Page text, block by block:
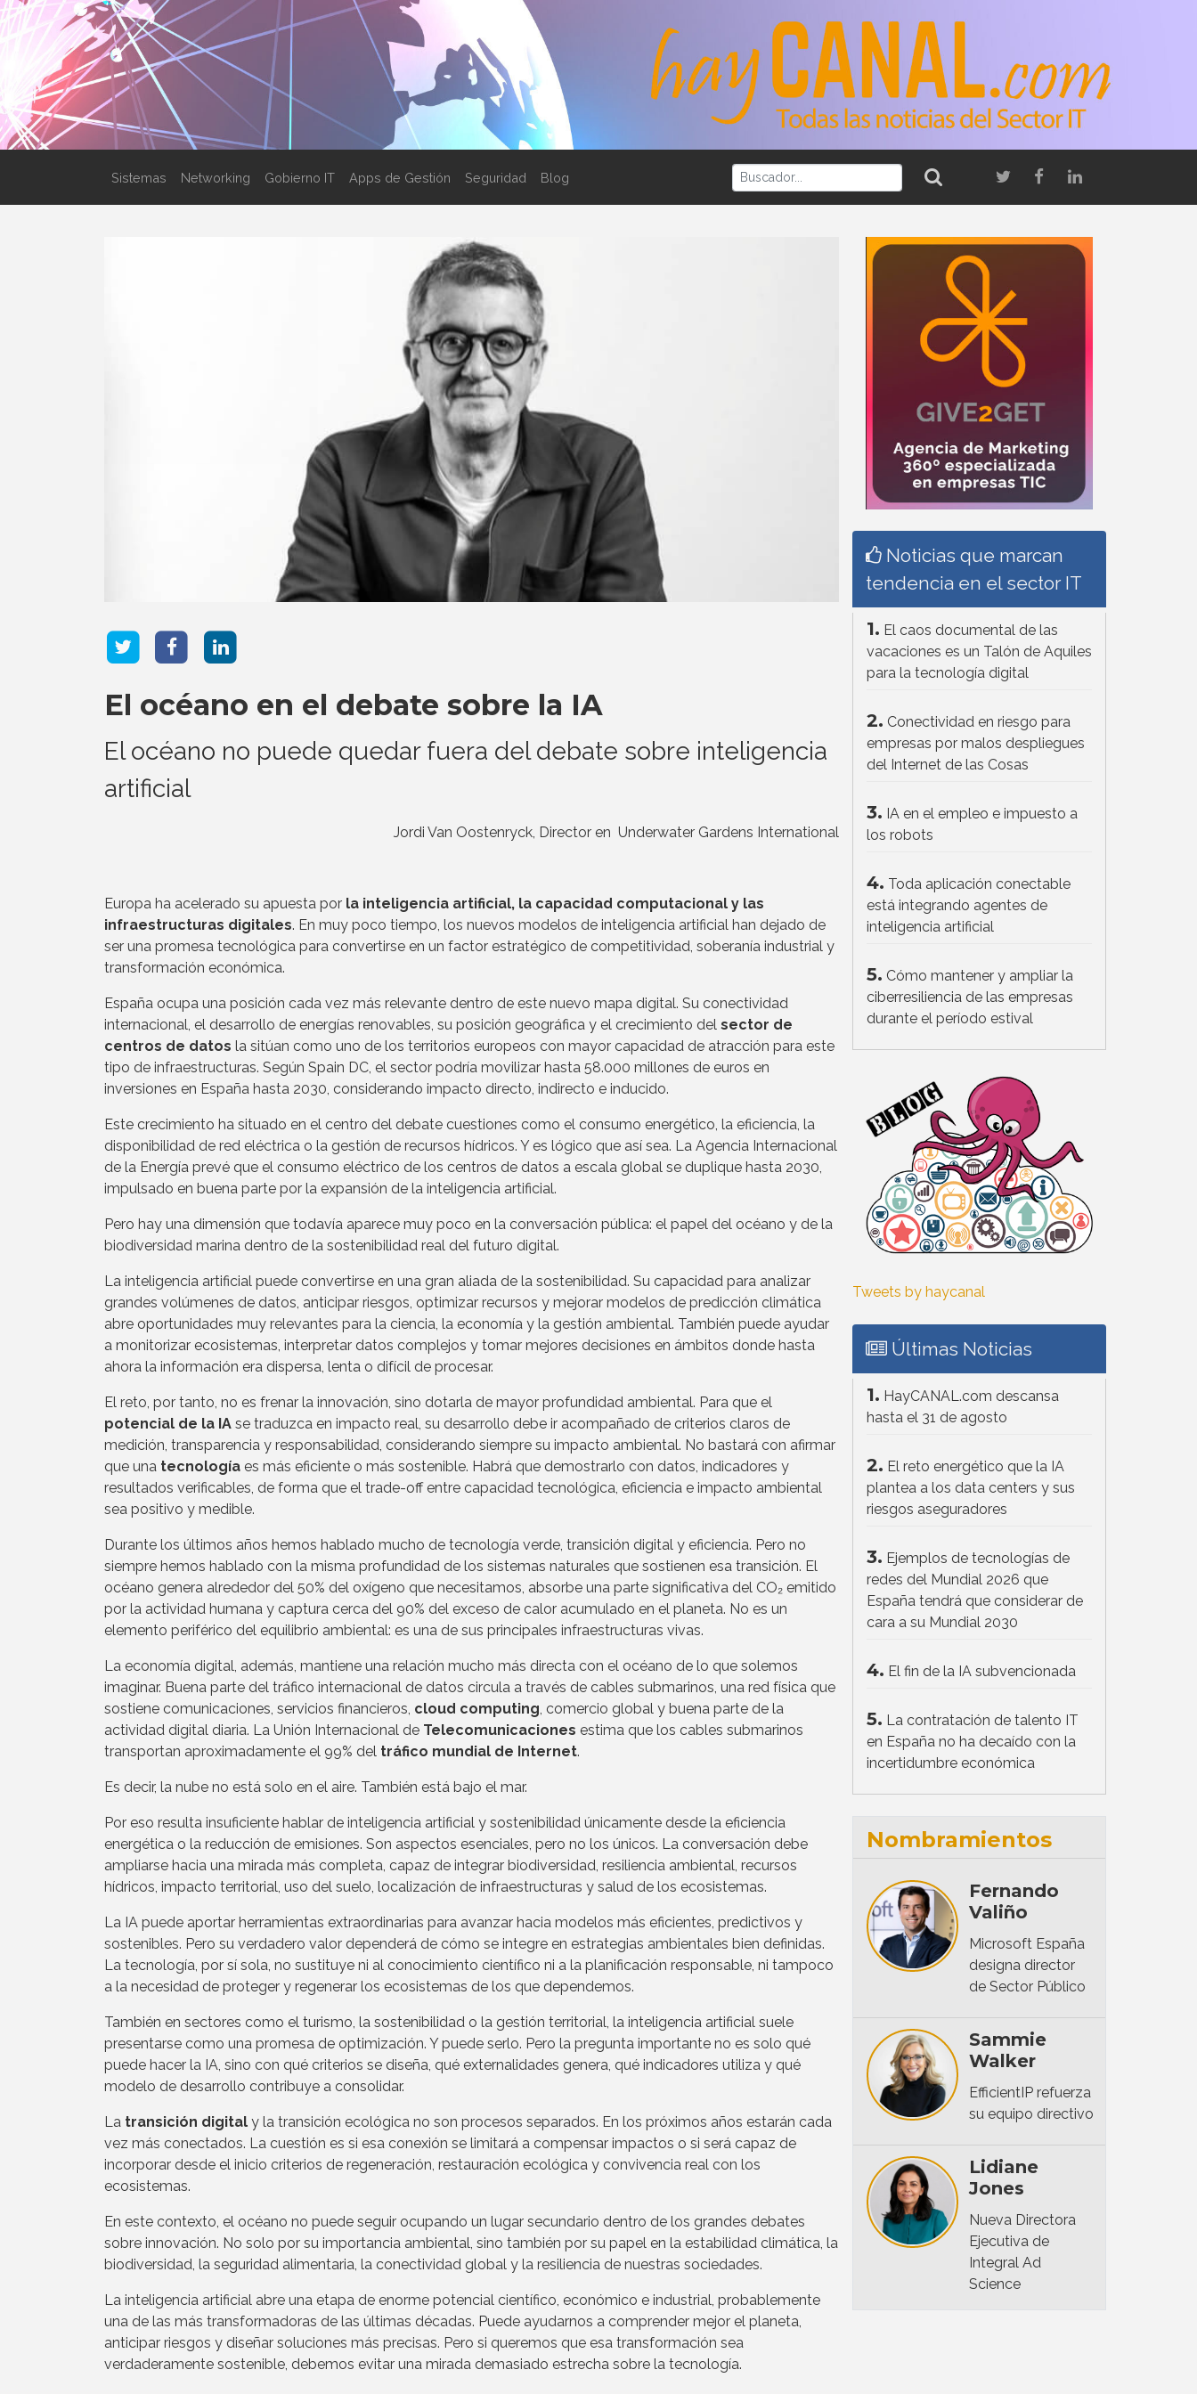
Sistemas Networking Gobierno IT Apps de Gestión Seguridad Blog
El océano en el debate sobre la IA
El océano no puede quedar fuera del debate sobre inteligencia
artificial
Jordi Van Oostenryck, Director en Underwater Gardens International
Europa ha acelerado su apuesta por la inteligencia artificial, la capacidad computacional y las
infraestructuras digitales. En muy poco tiempo, los nuevos modelos de inteligencia artificial han dejado de
ser una promesa tecnológica para convertirse en un factor estratégico de competitividad, soberanía industrial y
transformación económica.
España ocupa una posición cada vez más relevante dentro de este nuevo mapa digital. Su conectividad
internacional, el desarrollo de energías renovables, su posición geográfica y el crecimiento del sector de
centros de datos la sitúan como uno de los territorios europeos con mayor capacidad de atracción para este
tipo de infraestructuras. Según Spain DC, el sector podría movilizar hasta 58.000 millones de euros en
inversiones en España hasta 2030, considerando impacto directo, indirecto e inducido.
Este crecimiento ha situado en el centro del debate cuestiones como el consumo energético, la eficiencia, la
disponibilidad de red eléctrica o la gestión de recursos hídricos. Y es lógico que así sea. La Agencia Internacional
de la Energía prevé que el consumo eléctrico de los centros de datos a escala global se duplique hasta 2030,
impulsado en buena parte por la expansión de la inteligencia artificial.
Pero hay una dimensión que todavía aparece muy poco en la conversación pública: el papel del océano y de la
biodiversidad marina dentro de la sostenibilidad real del futuro digital.
La inteligencia artificial puede convertirse en una gran aliada de la sostenibilidad. Su capacidad para analizar
grandes volúmenes de datos, anticipar riesgos, optimizar recursos y mejorar modelos de predicción climática
abre oportunidades muy relevantes para la ciencia, la economía y la gestión ambiental. También puede ayudar
a monitorizar ecosistemas, interpretar datos complejos y tomar mejores decisiones en ámbitos donde hasta
ahora la información era dispersa, lenta o difícil de procesar.
El reto, por tanto, no es frenar la innovación, sino dotarla de mayor profundidad ambiental. Para que el
potencial de la IA se traduzca en impacto real, su desarrollo debe ir acompañado de criterios claros de
medición, transparencia y responsabilidad, considerando siempre su impacto ambiental. No bastará con afirmar
que una tecnología es más eficiente o más sostenible. Habrá que demostrarlo con datos, indicadores y
resultados verificables, de forma que el trade-off entre capacidad tecnológica, eficiencia e impacto ambiental
sea positivo y medible.
Durante los últimos años hemos hablado mucho de tecnología verde, transición digital y eficiencia. Pero no
siempre hemos hablado con la misma profundidad de los sistemas naturales que sostienen esa transición. El
océano genera alrededor del 50% del oxígeno que necesitamos, absorbe una parte significativa del CO₂ emitido
por la actividad humana y captura cerca del 90% del exceso de calor acumulado en el planeta. No es un
elemento periférico del equilibrio ambiental: es una de sus principales infraestructuras vivas.
La economía digital, además, mantiene una relación mucho más directa con el océano de lo que solemos
imaginar. Buena parte del tráfico internacional de datos circula a través de cables submarinos, una red física que
sostiene comunicaciones, servicios financieros, cloud computing , comercio global y buena parte de la
actividad digital diaria. La Unión Internacional de Telecomunicaciones estima que los cables submarinos
transportan aproximadamente el 99% del tráfico mundial de Internet.
Es decir, la nube no está solo en el aire. También está bajo el mar.
Por eso resulta insuficiente hablar de inteligencia artificial y sostenibilidad únicamente desde la eficiencia
energética o la reducción de emisiones. Son aspectos esenciales, pero no los únicos. La conversación debe
ampliarse hacia una mirada más completa, capaz de integrar biodiversidad, resiliencia ambiental, recursos
hídricos, impacto territorial, uso del suelo, localización de infraestructuras y salud de los ecosistemas.
La IA puede aportar herramientas extraordinarias para avanzar hacia modelos más eficientes, predictivos y
sostenibles. Pero su verdadero valor dependerá de cómo se integre en estrategias ambientales bien definidas.
La tecnología, por sí sola, no sustituye ni al conocimiento científico ni a la planificación responsable, ni tampoco
a la necesidad de proteger y regenerar los ecosistemas de los que dependemos.
También en sectores como el turismo, la sostenibilidad o la gestión territorial, la inteligencia artificial suele
presentarse como una promesa de optimización. Y puede serlo. Pero la pregunta importante no es solo qué
puede hacer la IA, sino con qué criterios se diseña, qué externalidades genera, qué indicadores utiliza y qué
modelo de desarrollo contribuye a consolidar.
La transición digital y la transición ecológica no son procesos separados. En los próximos años estarán cada
vez más conectados. La cuestión es si esa conexión se limitará a compensar impactos o si será capaz de
incorporar desde el inicio criterios de regeneración, restauración ecológica y convivencia real con los
ecosistemas.
En este contexto, el océano no puede seguir ocupando un lugar secundario dentro de los grandes debates
sobre innovación. No solo por su importancia ambiental, sino también por su papel en la estabilidad climática, la
biodiversidad, la seguridad alimentaria, la conectividad global y la resiliencia de nuestras sociedades.
La inteligencia artificial abre una etapa de enorme potencial científico, económico e industrial, probablemente
una de las más transformadoras de las últimas décadas. Puede ayudarnos a comprender mejor el planeta,
anticipar riesgos y diseñar soluciones más precisas. Pero si queremos que esa transformación sea
verdaderamente sostenible, debemos evitar una mirada demasiado estrecha sobre la tecnología.
Noticias que marcan
tendencia en el sector IT
1. El caos documental de las
vacaciones es un Talón de Aquiles
para la tecnología digital
2. Conectividad en riesgo para
empresas por malos despliegues
del Internet de las Cosas
3. IA en el empleo e impuesto a
los robots
4. Toda aplicación conectable
está integrando agentes de
inteligencia artificial
5. Cómo mantener y ampliar la
ciberresiliencia de las empresas
durante el período estival
Tweets by haycanal
Últimas Noticias
1. HayCANAL.com descansa
hasta el 31 de agosto
2. El reto energético que la IA
plantea a los data centers y sus
riesgos aseguradores
3. Ejemplos de tecnologías de
redes del Mundial 2026 que
España tendrá que considerar de
cara a su Mundial 2030
4. El fin de la IA subvencionada
5. La contratación de talento IT
en España no ha decaído con la
incertidumbre económica
Nombramientos
Fernando
Valiño
Microsoft España
designa director
de Sector Público
Sammie
Walker
EfficientIP refuerza
su equipo directivo
Lidiane
Jones
Nueva Directora
Ejecutiva de
Integral Ad
Science